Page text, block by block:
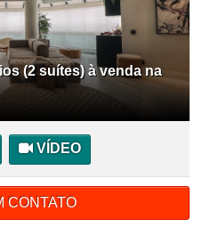
(2 suítes) à venda na
VÍDEO
CONTATO